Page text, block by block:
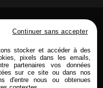
ONLINE
Continuer sans accepter
stocker et accéder à des
pixels dans les emails,
partenaires vos données
sur ce site ou dans nos
d'entre nous ou obtenues